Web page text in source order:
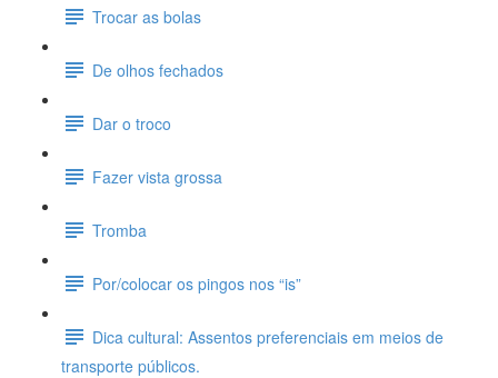
Trocar as bolas
De olhos fechados
Dar o troco
Fazer vista grossa
Tromba
Por/colocar os pingos nos “is”
Dica cultural: Assentos preferenciais em meios de
transporte públicos.